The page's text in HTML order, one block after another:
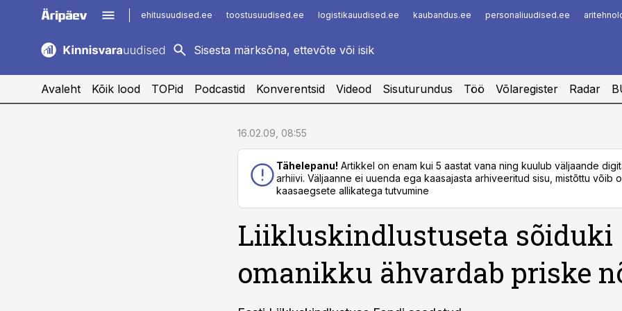
ehitusuudised.ee toostusuudised.ee logistikauudised.ee kaubandus.ee personaliuudised.ee
kaubandus.ee
logistikauudised.ee
imelineajalugu.ee
Infopank
Avaleht Kõik lood TOPid Podcastid Konverentsid Videod Sisuturundus Töö Võlaregister Radar
16.02.09, 08:55
Tähelepanu! Artikkel on enam kui 5 aastat vana ning kuulub väljaande
arhiivi. Väljaanne ei uuenda ega kaasajasta arhiveeritud sisu, mistõttu võib
kaasaegsete allikatega tutvumine
Liikluskindlustuseta sõiduki
omanikku ähvardab priske